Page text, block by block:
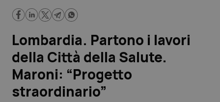
Regioni e Asl
Lavoro e Professioni
Scienza e Farmaci
Studi e Analisi
Lombardia. Partono i lavori
della Città della Salute.
Maroni: “Progetto
straordinario”